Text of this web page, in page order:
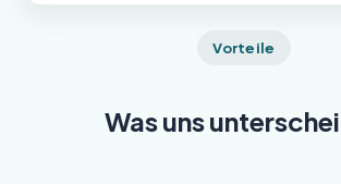
Vorteile
Was uns